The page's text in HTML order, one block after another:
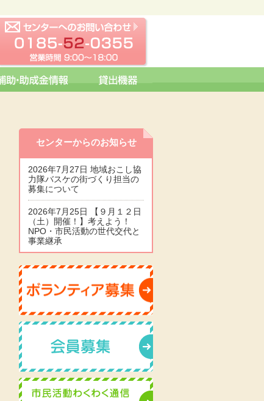
センターからのお知らせ
2026年7月27日 地域おこし協
力隊バスケの街づくり担当の
募集について
2026年7月25日 【９月１２日
（土）開催！】考えよう！
NPO・市民活動の世代交代と
事業継承